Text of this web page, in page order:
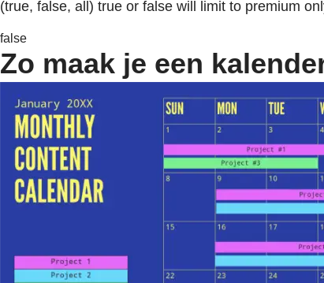
(true, false, all) true or false will limit to premium
false
Zo maak je een